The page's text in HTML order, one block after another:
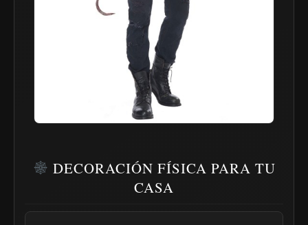
DECORACIÓN FÍSICA PARA TU
CASA